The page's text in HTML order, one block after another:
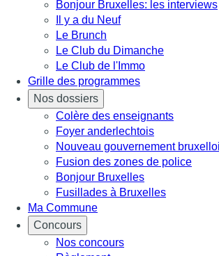
Bonjour Bruxelles: les interviews
Il y a du Neuf
Le Brunch
Le Club du Dimanche
Le Club de l'Immo
Grille des programmes
Nos dossiers
Colère des enseignants
Foyer anderlechtois
Nouveau gouvernement
Fusion des zones de police
Bonjour Bruxelles
Fusillades à Bruxelles
Ma Commune
Concours
Nos concours